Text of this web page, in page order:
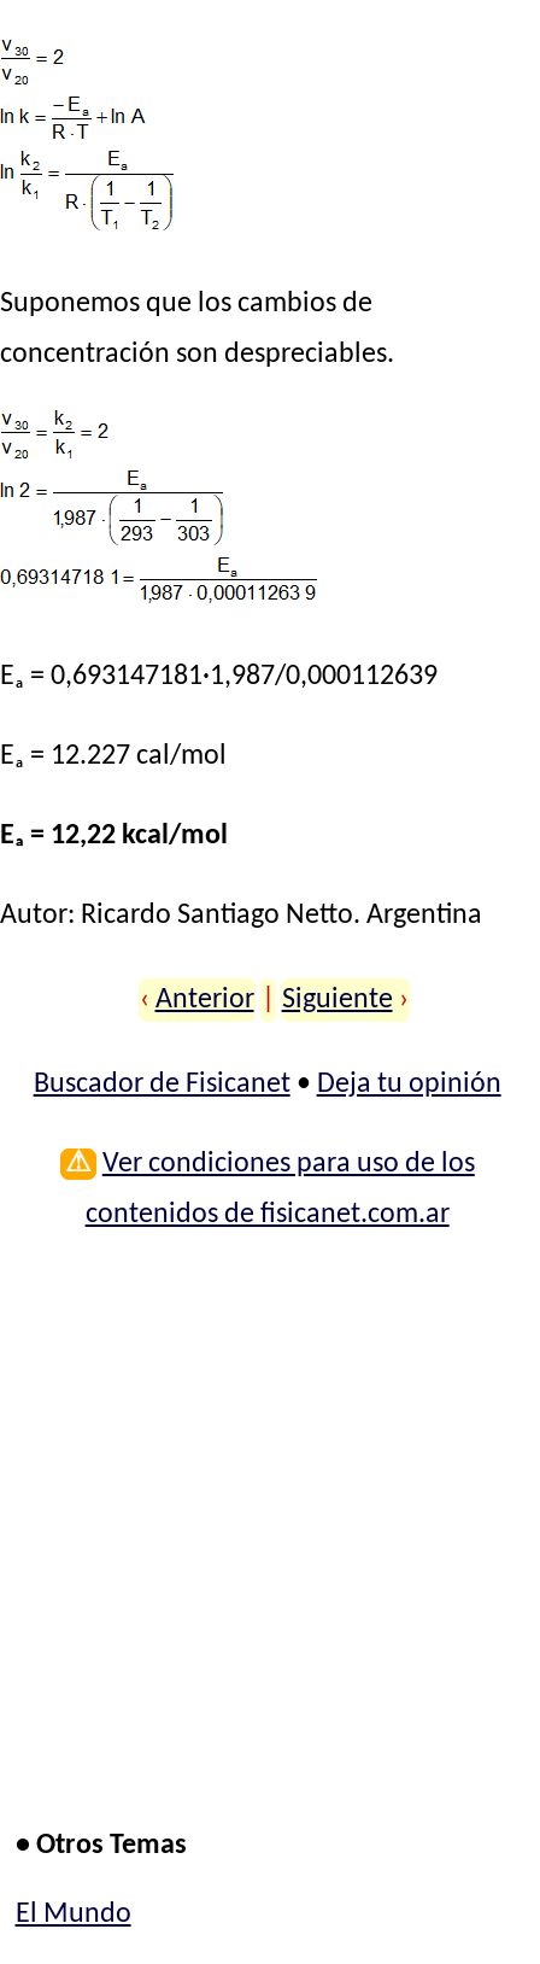
Suponemos que los cambios de
concentración son despreciables.
Eₐ = 0,693147181·1,987/0,000112639
Eₐ = 12.227 cal/mol
Eₐ = 12,22 kcal/mol
Autor: Ricardo Santiago Netto. Argentina
‹ Anterior Siguiente ›
Buscador de Fisicanet• Deja tu opinión
⚠ Ver condiciones para uso de los
contenidos de fisicanet.com.ar
• Otros Temas
El Mundo